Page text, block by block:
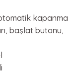
kapanma
başlat butonu,